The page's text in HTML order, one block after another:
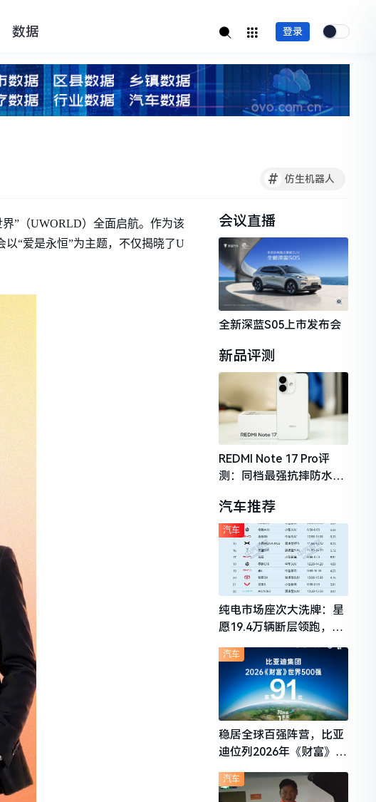
数据 登录
# 仿生机器人
”（UWORLD）全面启航。作为该
“爱是永恒”为主题，不仅揭晓了U
会议直播
全新深蓝S05上市发布会
新品评测
REDMI Note 17 Pro评
测：同档最强抗摔防水，
守门员
汽车推荐
纯电市场座次大洗牌：星
愿19.4万辆断层领跑，理
想i6成最强黑马
汽车
稳居全球百强阵营，比亚
迪位列2026年《财富》世
汽车
汽车